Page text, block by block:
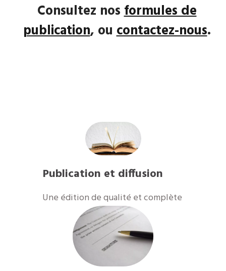
Consultez nosformules de
publication, oucontactez-nous.
Publication et diffusion
Une édition de qualité et complète